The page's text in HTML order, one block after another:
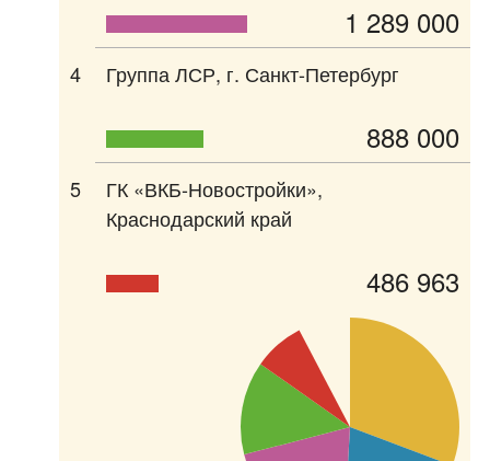
1 289 000
4 Группа ЛСР, г. Санкт-Петербург
888 000
5
ГК «ВКБ-Новостройки»,
Краснодарский край
486 963